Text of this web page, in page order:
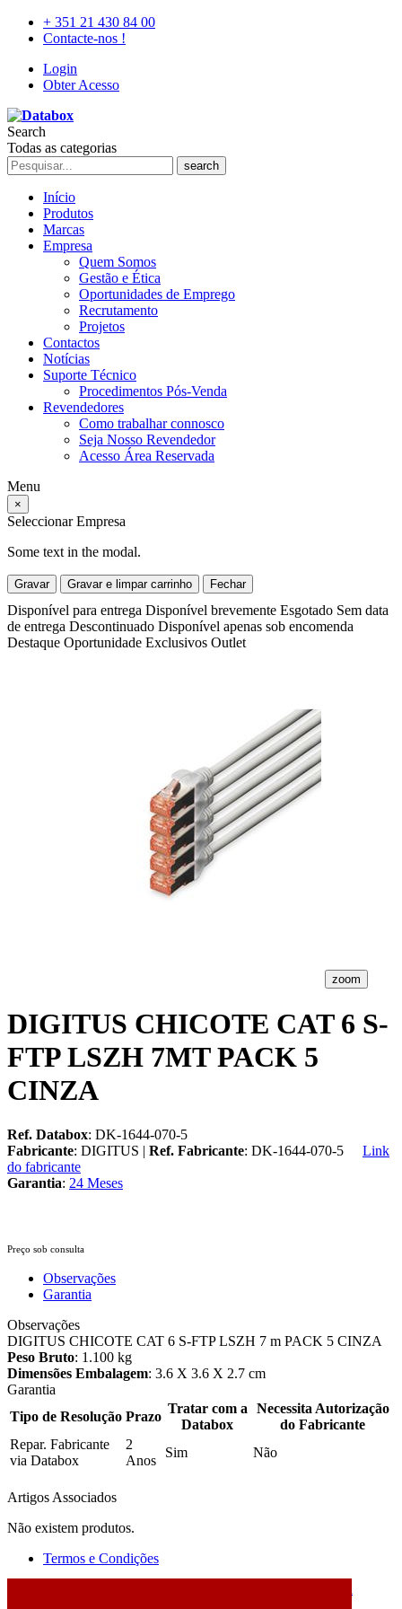
+ 351 21 430 84 00
Contacte-nos !
Login
Obter Acesso
Search
Todas as categorias
search
Início
Produtos
Marcas
Empresa
Quem Somos
Gestão e Ética
Oportunidades de Emprego
Recrutamento
Projetos
Contactos
Notícias
Suporte Técnico
Procedimentos Pós-Venda
Revendedores
Como trabalhar connosco
Seja Nosso Revendedor
Acesso Área Reservada
Menu
×
Seleccionar Empresa
Some text in the modal.
Gravar Gravar e limpar carrinho Fechar
Disponível para entrega Disponível brevemente Esgotado Sem data
de entrega Descontinuado Disponível apenas sob encomenda
Destaque Oportunidade Exclusivos Outlet
zoom
DIGITUS CHICOTE CAT 6 S-
FTP LSZH 7MT PACK 5
CINZA
Ref. Databox: DK-1644-070-5
Fabricante: DIGITUS | Ref. Fabricante: DK-1644-070-5
Link
do fabricante
Garantia: 24 Meses
Preço sob consulta
Observações
Garantia
Observações
DIGITUS CHICOTE CAT 6 S-FTP LSZH 7 m PACK 5 CINZA
Peso Bruto: 1.100 kg
Dimensões Embalagem: 3.6 X 3.6 X 2.7 cm
Garantia
Tipo de Resolução Prazo
Tratar com a
Databox
Necessita Autorização
do Fabricante
Repar. Fabricante
via Databox
2
Anos
Sim Não
Artigos Associados
Não existem produtos.
Termos e Condições